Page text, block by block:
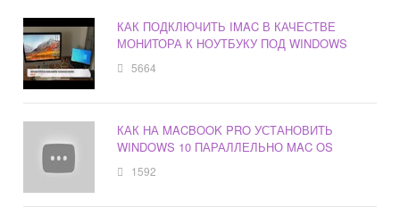
КАК ПОДКЛЮЧИТЬ IMAC В КАЧЕСТВЕ
МОНИТОРА К НОУТБУКУ ПОД WINDOWS
5664
КАК НА MACBOOK PRO УСТАНОВИТЬ
WINDOWS 10 ПАРАЛЛЕЛЬНО MAC OS
1592